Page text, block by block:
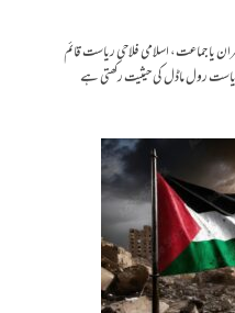
یا جماعت، اسلامی فلاحی ریاست قائم
رول ماڈل کی حیثیت رکھتی ہے